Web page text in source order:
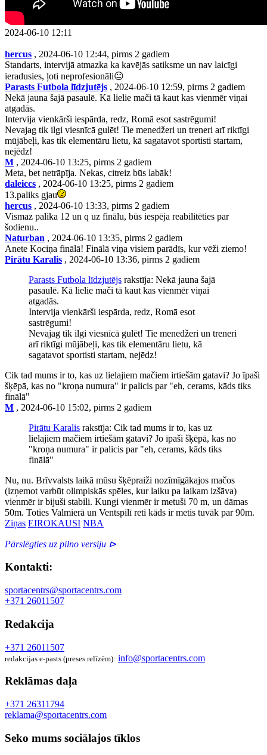
2024-06-10 12:11
hercus , 2024-06-10 12:44, pirms 2 gadiem
Standarts, intervijā atmazka ka kavējās satiksme un nav laicīgi
ieradusies, ļoti neprofesionāli😐
Parasts Futbola līdzjutējs , 2024-06-10 12:59, pirms 2 gadiem
Nekā jauna šajā pasaulē. Kā lielie mači tā kaut kas vienmēr viņai
atgadās.
Intervija vienkārši iespārda, redz, Romā esot sastrēgumi!
Nevajag tik ilgi viesnīcā gulēt! Tie menedžeri un treneri arī riktīgi
mūjābeļi, kas tik elementāru lietu, kā sagatavot sportisti startam,
nejēdz!
M , 2024-06-10 13:25, pirms 2 gadiem
Meta, bet netrāpīja. Nekas, citreiz būs labāk!
daleiccs , 2024-06-10 13:25, pirms 2 gadiem
13.paliks gjau
hercus , 2024-06-10 13:33, pirms 2 gadiem
Vismaz palika 12 un q uz finālu, būs iespēja reabilitēties par
šodienu..
Naturban , 2024-06-10 13:35, pirms 2 gadiem
Anete Kociņa finālā! Finālā viņa visiem parādīs, kur vēži ziemo!
Pirātu Karalis , 2024-06-10 13:36, pirms 2 gadiem
Parasts Futbola līdzjutējs rakstīja: Nekā jauna šajā
pasaulē. Kā lielie mači tā kaut kas vienmēr viņai
atgadās.
Intervija vienkārši iespārda, redz, Romā esot
sastrēgumi!
Nevajag tik ilgi viesnīcā gulēt! Tie menedžeri un treneri
arī riktīgi mūjābeļi, kas tik elementāru lietu, kā
sagatavot sportisti startam, nejēdz!
Cik tad mums ir to, kas uz lielajiem mačiem irtiešām gatavi? Jo īpaši
šķēpā, kas no "kroņa numura" ir palicis par "eh, cerams, kāds tiks
finālā"
M , 2024-06-10 15:02, pirms 2 gadiem
Pirātu Karalis rakstīja: Cik tad mums ir to, kas uz
lielajiem mačiem irtiešām gatavi? Jo īpaši šķēpā, kas no
"kroņa numura" ir palicis par "eh, cerams, kāds tiks
finālā"
Nu, nu. Brīvvalsts laikā mūsu šķēpraiži nozīmīgākajos mačos
(izņemot varbūt olimpiskās spēles, kur laiku pa laikam izšāva)
vienmēr ir bijuši stabili. Kungi vienmēr ir metuši 70 m, un dāmas
50m. Toties Valmierā un Ventspilī reti kāds ir metis tuvāk par 90m.
Ziņas EIROKAUSI NBA
Pārslēgties uz pilno versiju ⊳
Kontakti:
sportacentrs@sportacentrs.com
+371 26011507
Redakcija
+371 26011507
redakcijas e-pasts (preses relīzēm): info@sportacentrs.com
Reklāmas daļa
+371 26311794
reklama@sportacentrs.com
Seko mums sociālajos tīklos